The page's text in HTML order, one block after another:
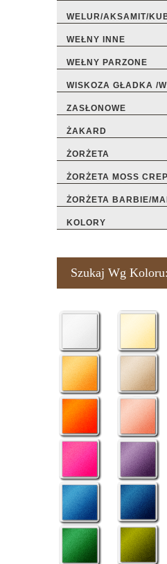
WELUR/AKSAMIT/
WEŁNY INNE
WEŁNY PARZONE
WISKOZA GŁADKA /
ZASŁONOWE
ŻAKARD
ŻORŻETA
ŻORŻETA MOSS
ŻORŻETA BARBIE/
KOLORY
Szukaj Wg Koloru: